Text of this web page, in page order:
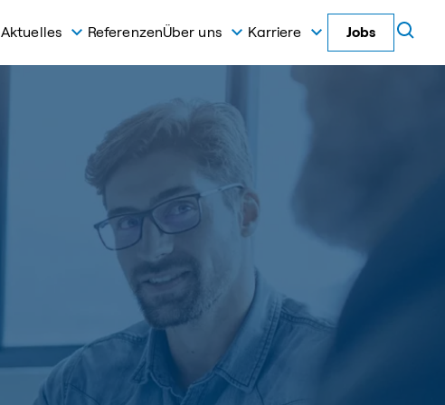
Aktuelles ReferenzenÜber uns Karriere Jobs